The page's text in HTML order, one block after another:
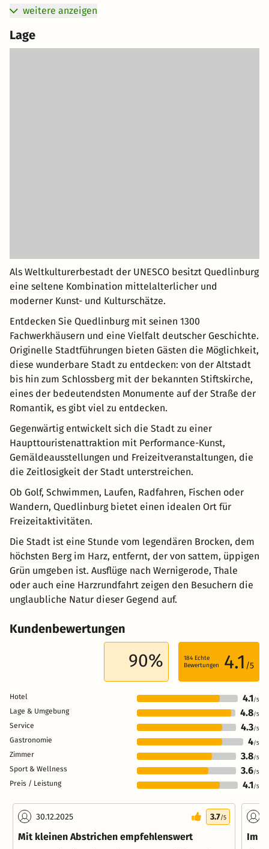
weitere anzeigen
Lage
Als Weltkulturerbestadt der UNESCO besitzt Quedlinburg
eine seltene Kombination mittelalterlicher und
moderner Kunst- und Kulturschätze.
Entdecken Sie Quedlinburg mit seinen 1300
Fachwerkhäusern und eine Vielfalt deutscher Geschichte.
Originelle Stadtführungen bieten Gästen die Möglichkeit,
diese wunderbare Stadt zu entdecken: von der Altstadt
bis hin zum Schlossberg mit der bekannten Stiftskirche,
eines der bedeutendsten Monumente auf der Straße der
Romantik, es gibt viel zu entdecken.
Gegenwärtig entwickelt sich die Stadt zu einer
Haupttouristenattraktion mit Performance-Kunst,
Gemäldeausstellungen und Freizeitveranstaltungen, die
die Zeitlosigkeit der Stadt unterstreichen.
Ob Golf, Schwimmen, Laufen, Radfahren, Fischen oder
Wandern, Quedlinburg bietet einen idealen Ort für
Freizeitaktivitäten.
Die Stadt ist eine Stunde vom legendären Brocken, dem
höchsten Berg im Harz, entfernt, der von sattem, üppigen
Grün umgeben ist. Ausflüge nach Wernigerode, Thale
oder auch eine Harzrundfahrt zeigen den Besuchern die
unglaubliche Natur dieser Gegend auf.
Kundenbewertungen
90% 184 Echte
Bewertungen
4.1 /5
Hotel 4.1/5
Lage & Umgebung 4.8/5
Service 4.3/5
Gastronomie 4/5
Zimmer 3.8/5
Sport & Wellness 3.6/5
Preis / Leistung 4.1/5
30.12.2025 3.7/5
Mit kleinen Abstrichen empfehlenswert Im